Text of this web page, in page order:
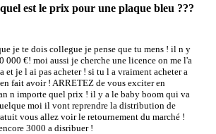
est le prix pour une plaque bleu ???
je te dois collegue je pense que tu mens ! il n y
000 €! moi aussi je cherche une licence on me l'a
et je l ai pas acheter ! si tu l a vraiment acheter a
fait avoir ! ARRETEZ de vous exciter en
n importe quel prix ! il y a le baby boom qui va
moi il vont reprendre la distribution de
vous allez voir le retournement du marché !
3000 a disribuer !